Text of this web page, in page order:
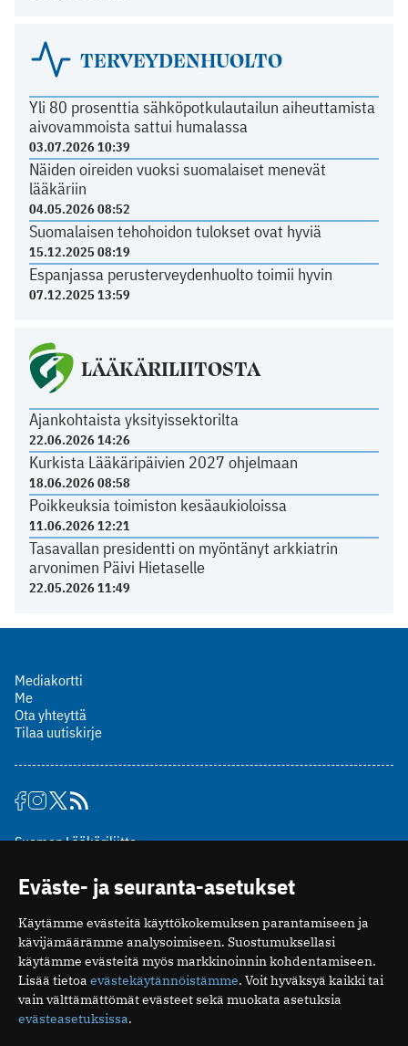
TERVEYDENHUOLTO
Yli 80 prosenttia sähköpotkulautailun aiheuttamista
aivovammoista sattui humalassa
03.07.2026 10:39
Näiden oireiden vuoksi suomalaiset menevät
lääkäriin
04.05.2026 08:52
Suomalaisen tehohoidon tulokset ovat hyviä
15.12.2025 08:19
Espanjassa perusterveydenhuolto toimii hyvin
07.12.2025 13:59
LÄÄKÄRILIITOSTA
Ajankohtaista yksityissektorilta
22.06.2026 14:26
Kurkista Lääkäripäivien 2027 ohjelmaan
18.06.2026 08:58
Poikkeuksia toimiston kesäaukioloissa
11.06.2026 12:21
Tasavallan presidentti on myöntänyt arkkiatrin
arvonimen Päivi Hietaselle
22.05.2026 11:49
Mediakortti
Me
Ota yhteyttä
Tilaa uutiskirje
Suomen Lääkäriliitto
00510 Helsinki
puh. (09) 393 091
toimitus@potilaanlaakarilehti.fi
ISSN 2323-9476
Eväste- ja seuranta-asetukset
Käytämme evästeitä käyttökokemuksen parantamiseen ja
kävijämäärämme analysoimiseen. Suostumuksellasi
käytämme evästeitä myös markkinoinnin kohdentamiseen.
Lisää tietoa evästekäytännöistämme. Voit hyväksyä kaikki tai
vain välttämättömät evästeet sekä muokata asetuksia
evästeasetuksissa.